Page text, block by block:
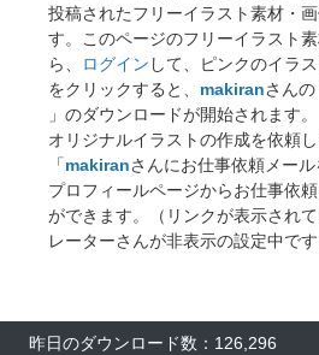
投稿されたフリーイラスト素材・
す。このページのフリーイラスト
ら、
ログイン して、ピンクのイラ
をクリックすると、 makiranさんの
」のダウンロードが開始されます。
オリジナルイラストの作成を依頼し
「makiranさんにお仕事依頼メール
プロフィールページからお仕事依
ができます。（リンクが表示され
レーターさんが非表示の設定中です
昨日のダウンロード数：126,296